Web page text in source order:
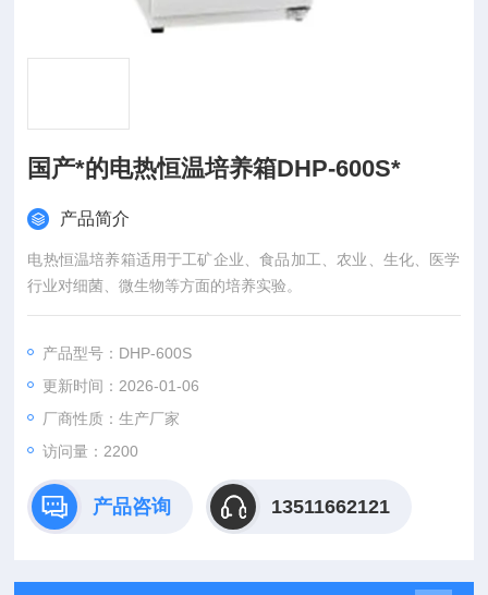
国产*的电热恒温培养箱DHP-600S*
产品简介
电热恒温培养箱适用于工矿企业、食品加工、农业、生化、医学
行业对细菌、微生物等方面的培养实验。
产品型号：DHP-600S
更新时间：2026-01-06
厂商性质：生产厂家
访问量：2200
产品咨询 13511662121